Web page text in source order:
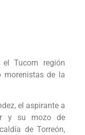
Tucom región
morenistas de la
el aspirante a
y su mozo de
de Torreón,